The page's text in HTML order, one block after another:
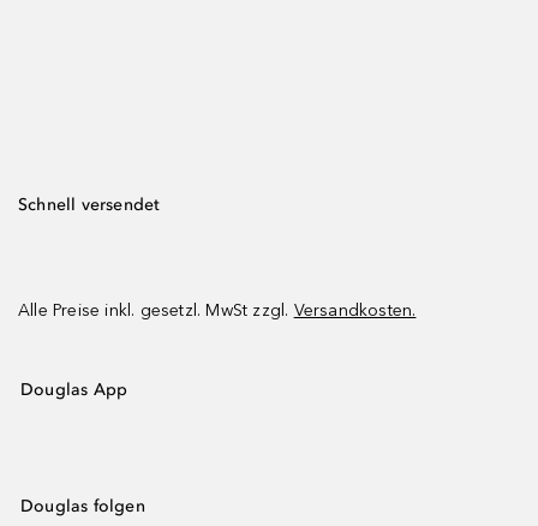
Schnell versendet
Alle Preise inkl. gesetzl. MwSt zzgl. Versandkosten.
Douglas App
Douglas folgen